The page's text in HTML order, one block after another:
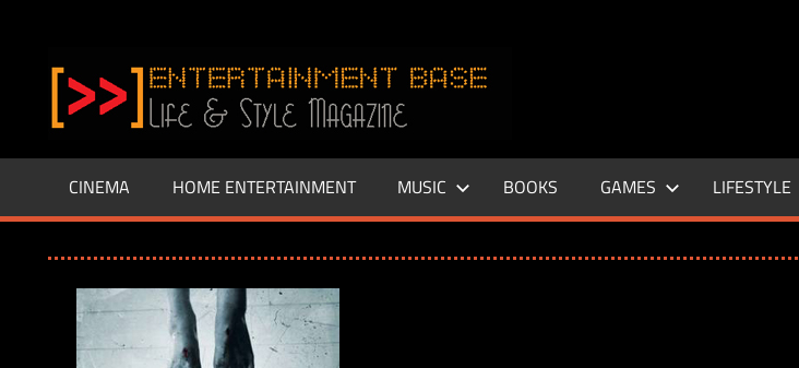
springen
–
LIFE
Base.de
CINEMA HOME ENTERTAINMENT MUSIC BOOKS GAMES LIFESTYLE